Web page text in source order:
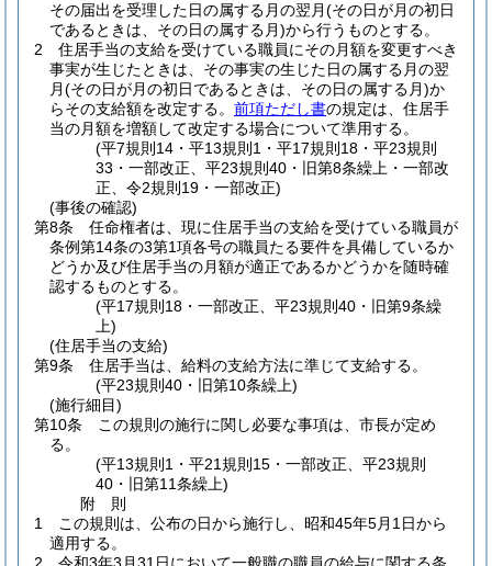
その届出を受理した日の属する月の翌月(その日が月の初日
であるときは、その日の属する月)から行うものとする。
2
住居手当の支給を受けている職員にその月額を変更すべき
事実が生じたときは、その事実の生じた日の属する月の翌
月(その日が月の初日であるときは、その日の属する月)か
らその支給額を改定する。 前項ただし書の規定は、住居手
当の月額を増額して改定する場合について準用する。
(平7規則14・平13規則1・平17規則18・平23規則
33・一部改正、平23規則40・旧第8条繰上・一部改
正、令2規則19・一部改正)
(事後の確認)
第8条
任命権者は、現に住居手当の支給を受けている職員が
条例第14条の3第1項各号の職員たる要件を具備しているか
どうか及び住居手当の月額が適正であるかどうかを随時確
認するものとする。
(平17規則18・一部改正、平23規則40・旧第9条繰
上)
(住居手当の支給)
第9条
住居手当は、給料の支給方法に準じて支給する。
(平23規則40・旧第10条繰上)
(施行細目)
第10条
この規則の施行に関し必要な事項は、市長が定め
る。
(平13規則1・平21規則15・一部改正、平23規則
40・旧第11条繰上)
附 則
1
この規則は、公布の日から施行し、昭和45年5月1日から
適用する。